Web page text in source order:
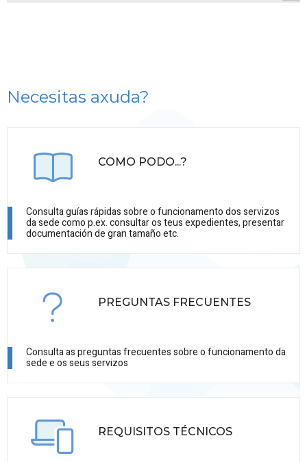
Necesitas axuda?
COMO PODO...?
Consulta guías rápidas sobre o funcionamento dos servizos
da sede como p.ex. consultar os teus expedientes, presentar
documentación de gran tamaño etc.
PREGUNTAS FRECUENTES
Consulta as preguntas frecuentes sobre o funcionamento da
sede e os seus servizos
REQUISITOS TÉCNICOS